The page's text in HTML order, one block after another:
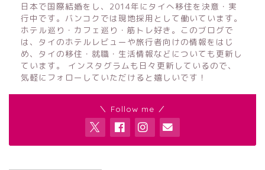
日本で国際結婚をし、2014年にタイへ移住を決意・実
行中です。バンコクでは現地採用として働いています。
ホテル巡り・カフェ巡り・筋トレ好き。このブログで
は、タイのホテルレビューや旅行者向けの情報をはじ
め、タイの移住・就職・生活情報などについても更新し
ています。 インスタグラムも日々更新しているので、
気軽にフォローしていただけると嬉しいです！
＼ Follow me ／